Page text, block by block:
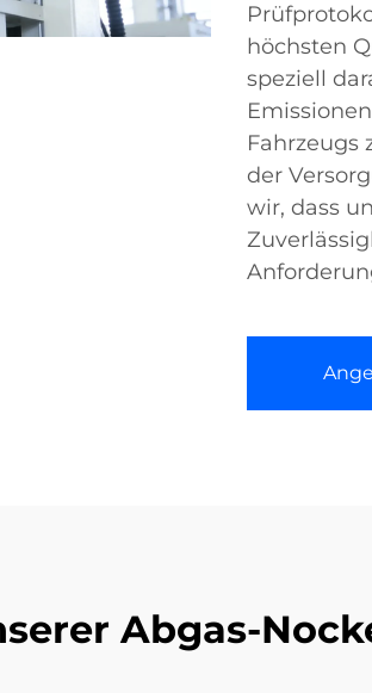
höchsten
speziell
Fahrzeugs
der
wir, dass
Abgas-